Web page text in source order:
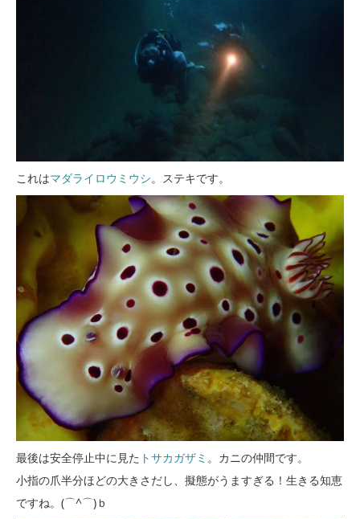
これはマダライロウミウシ。ステキです。
最後は安全停止中に見た トサカガザミ 。カニの仲間です。
小指の爪半分ほどの大きさだし、擬態がうますぎる！生きる知恵
ですね。(⌒^⌒)ｂ